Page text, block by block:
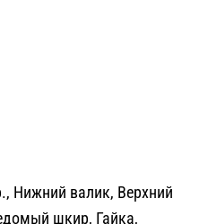
Нижний валик, Верхний
шкир, Гайка,